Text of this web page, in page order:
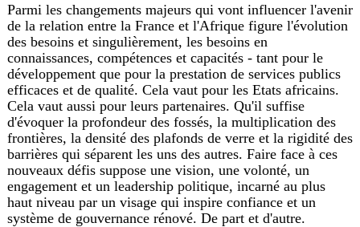
Parmi les changements majeurs qui vont influencer l'avenir
de la relation entre la France et l'Afrique figure l'évolution
des besoins et singulièrement, les besoins en
connaissances, compétences et capacités - tant pour le
développement que pour la prestation de services publics
efficaces et de qualité. Cela vaut pour les Etats africains.
Cela vaut aussi pour leurs partenaires. Qu'il suffise
d'évoquer la profondeur des fossés, la multiplication des
frontières, la densité des plafonds de verre et la rigidité des
barrières qui séparent les uns des autres. Faire face à ces
nouveaux défis suppose une vision, une volonté, un
engagement et un leadership politique, incarné au plus
haut niveau par un visage qui inspire confiance et un
système de gouvernance rénové. De part et d'autre.